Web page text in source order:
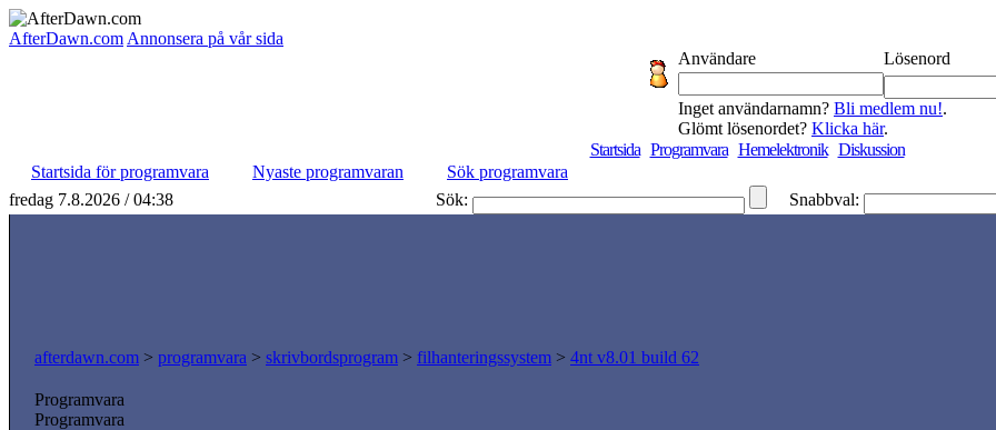
AfterDawn.com Annonsera på vår sida
Användare
Lösenord
Inget användarnamn? Bli medlem nu!.
Glömt lösenordet? Klicka här.
Startsida Programvara Hemelektronik Diskussion
Startsida för programvara
Nyaste programvaran
Sök programvara
fredag 7.8.2026 / 04:38
Sök: Snabbval:
afterdawn.com > programvara > skrivbordsprogram > filhanteringssystem > 4nt v8.01 build 62
Programvara
Programvara